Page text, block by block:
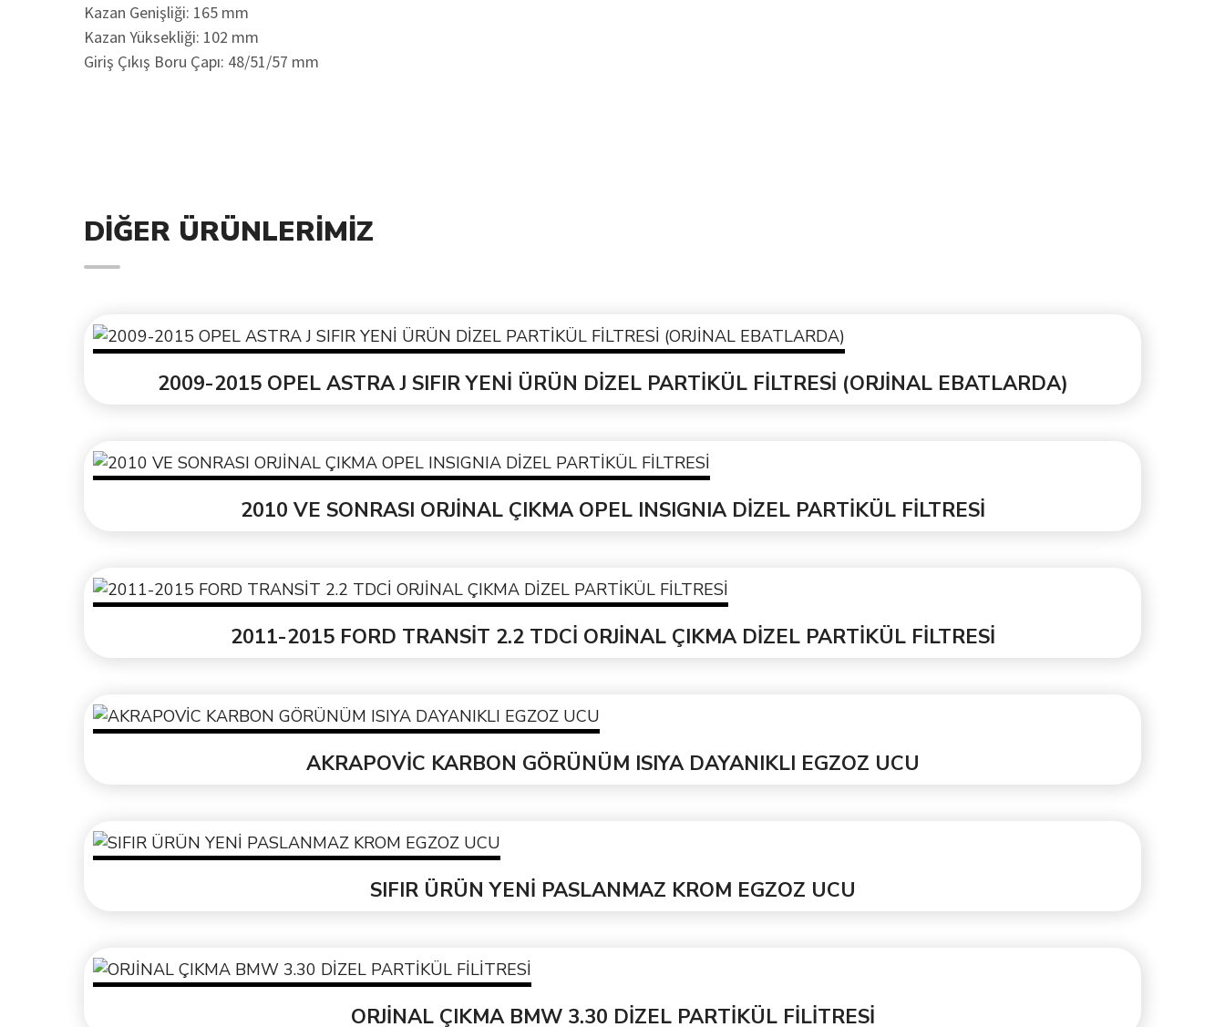
Kazan Genişliği: 165 mm
Kazan Yüksekliği: 102 mm
Giriş Çıkış Boru Çapı: 48/51/57 mm
DIĞER ÜRÜNLERIMIZ
2009-2015 OPEL ASTRA J SIFIR YENİ ÜRÜN DİZEL PARTİKÜL FİLTRESİ (ORJİNAL EBATLARDA)
2010 VE SONRASI ORJİNAL ÇIKMA OPEL INSIGNIA DİZEL PARTİKÜL FİLTRESİ
2011-2015 FORD TRANSİT 2.2 TDCİ ORJİNAL ÇIKMA DİZEL PARTİKÜL FİLTRESİ
AKRAPOVİC KARBON GÖRÜNÜM ISIYA DAYANIKLI EGZOZ UCU
SIFIR ÜRÜN YENİ PASLANMAZ KROM EGZOZ UCU
ORJİNAL ÇIKMA BMW 3.30 DİZEL PARTİKÜL FİLİTRESİ